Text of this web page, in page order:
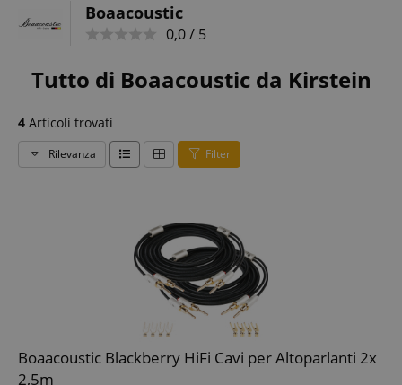
Boaacoustic
0,0 / 5
Tutto di Boaacoustic da Kirstein
4 Articoli trovati
Rilevanza Filter
Boaacoustic Blackberry HiFi Cavi per Altoparlanti 2x
2,5m